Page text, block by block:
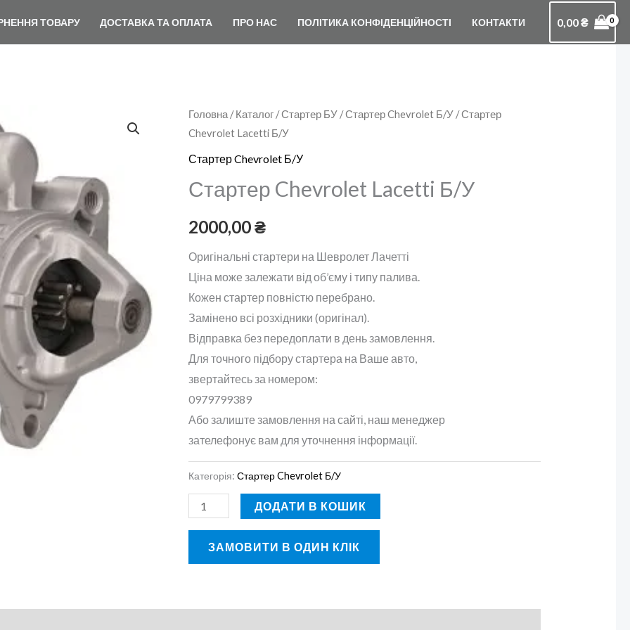
ТОВАРУ ДОСТАВКА ТА ОПЛАТА ПРО НАС ПОЛІТИКА КОНФІДЕНЦІЙНОСТІ КОНТАКТИ 0,00₴
Головна/Каталог/Стартер БУ/Стартер Chevrolet Б/У/ Стартер
Chevrolet Lacetti Б/У
Стартер Chevrolet Б/У
Стартер Chevrolet Lacetti Б/У
2000,00₴
Оригінальні стартери на Шевролет Лачетті
Ціна може залежати від об’єму і типу палива.
Кожен стартер повністю перебрано.
Замінено всі розхідники (оригінал).
Відправка без передоплати в день замовлення.
Для точного підбору стартера на Ваше авто,
звертайтесь за номером:
0979799389
Або залиште замовлення на сайті, наш менеджер
зателефонує вам для уточнення інформації.
Категорія: Стартер Chevrolet Б/У
Стартер
Chevrolet
Lacetti
У
ДОДАТИ В КОШИК
ЗАМОВИТИ В ОДИН КЛІК